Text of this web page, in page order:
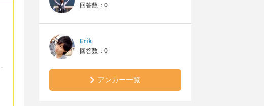
回答数： 0
Erik
回答数： 0
アンカー一覧